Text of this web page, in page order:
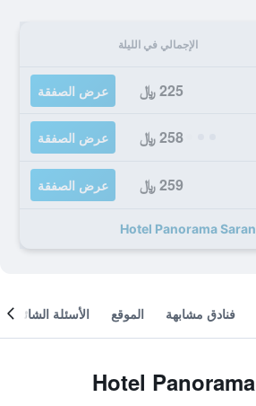
الإجمالي في الليلة
225 ﷼ عرض الصفقة
258 ﷼ عرض الصفقة
259 ﷼ عرض الصفقة
فنادق مشابهة الموقع الأسئلة الشائعة
أفضل صفقات Hotel Panorama